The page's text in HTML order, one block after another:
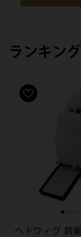
ランキング
ヘドウィグ 肩